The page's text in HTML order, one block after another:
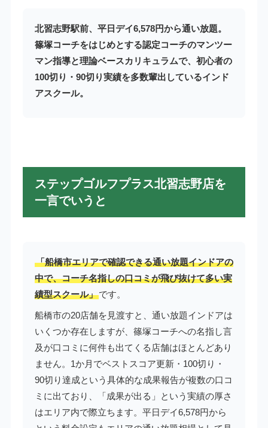
北習志野駅前、平日デイ6,578円から通い放題。
篠塚コーチをはじめとする認定コーチのマンツー
マン指導と理論ベースカリキュラムで、初心者の
100切り・90切り実績を多数輩出しているインド
アスクール。
ステップゴルフプラス北習志野店を
一言でいうと
「船橋市エリアで確認できる通い放題インドアの
中で、コーチ名指しの口コミが飛び抜けて多い実
績型スクール」です。
船橋市の20店舗を見渡すと、通い放題インドアは
いくつか存在しますが、篠塚コーチへの名指し言
及が口コミに何件も出てくる店舗はほとんどあり
ません。1か月でベストスコア更新・100切り・
90切り達成という具体的な成果報告が複数の口コ
ミに出ており、「成果が出る」という実績の厚さ
はエリア内で際立ちます。平日デイ6,578円から